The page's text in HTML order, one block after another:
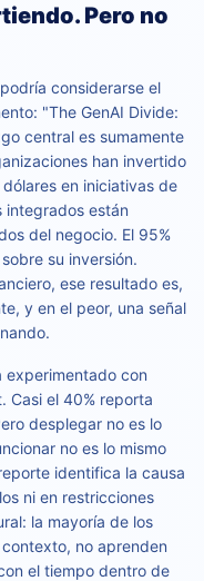
Pero no
considerarse el
"The GenAI Divide:
central es sumamente
han invertido
en iniciativas de
integrados están
del negocio. El 95%
su inversión.
ese resultado es,
y en el peor, una señal
experimentado con
Casi el 40% reporta
desplegar no es lo
no es lo mismo
identifica la causa
ni en restricciones
la mayoría de los
no aprenden
el tiempo dentro de